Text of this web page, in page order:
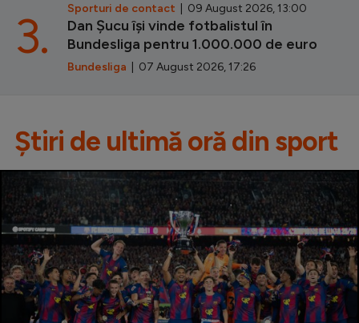
Sporturi de contact | 09 August 2026, 13:00
Dan Șucu își vinde fotbalistul în
Bundesliga pentru 1.000.000 de euro
Bundesliga | 07 August 2026, 17:26
3.
Știri de ultimă oră din sport